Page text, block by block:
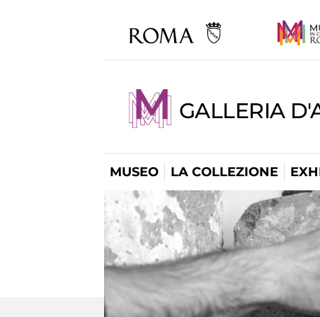
GALLERIA
MUSEO LA COLLEZIONE